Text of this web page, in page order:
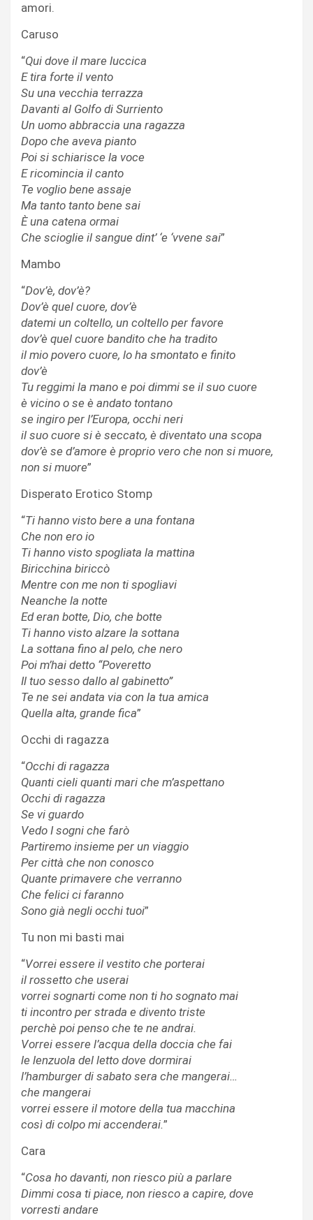
amori.
Caruso
“Qui dove il mare luccica
E tira forte il vento
Su una vecchia terrazza
Davanti al Golfo di Surriento
Un uomo abbraccia una ragazza
Dopo che aveva pianto
Poi si schiarisce la voce
E ricomincia il canto
Te voglio bene assaje
Ma tanto tanto bene sai
È una catena ormai
Che scioglie il sangue dint’ ‘e ‘vvene sai”
Mambo
“Dov’è, dov’è?
Dov’è quel cuore, dov’è
datemi un coltello, un coltello per favore
dov’è quel cuore bandito che ha tradito
il mio povero cuore, lo ha smontato e finito
dov’è
Tu reggimi la mano e poi dimmi se il suo cuore
è vicino o se è andato tontano
se ingiro per l’Europa, occhi neri
il suo cuore si è seccato, è diventato una scopa
dov’è se d’amore è proprio vero che non si muore,
non si muore”
Disperato Erotico Stomp
“Ti hanno visto bere a una fontana
Che non ero io
Ti hanno visto spogliata la mattina
Biricchina biriccò
Mentre con me non ti spogliavi
Neanche la notte
Ed eran botte, Dio, che botte
Ti hanno visto alzare la sottana
La sottana fino al pelo, che nero
Poi m’hai detto “Poveretto
Il tuo sesso dallo al gabinetto”
Te ne sei andata via con la tua amica
Quella alta, grande fica”
Occhi di ragazza
“Occhi di ragazza
Quanti cieli quanti mari che m’aspettano
Occhi di ragazza
Se vi guardo
Vedo I sogni che farò
Partiremo insieme per un viaggio
Per città che non conosco
Quante primavere che verranno
Che felici ci faranno
Sono già negli occhi tuoi”
Tu non mi basti mai
“Vorrei essere il vestito che porterai
il rossetto che userai
vorrei sognarti come non ti ho sognato mai
ti incontro per strada e divento triste
perchè poi penso che te ne andrai.
Vorrei essere l’acqua della doccia che fai
le lenzuola del letto dove dormirai
l’hamburger di sabato sera che mangerai…
che mangerai
vorrei essere il motore della tua macchina
così di colpo mi accenderai.”
Cara
“Cosa ho davanti, non riesco più a parlare
Dimmi cosa ti piace, non riesco a capire, dove
vorresti andare